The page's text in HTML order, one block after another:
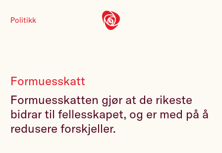
Politikk
Formuesskatt
Formuesskatten gjør at de rikeste
bidrar til fellesskapet, og er med på å
redusere forskjeller.